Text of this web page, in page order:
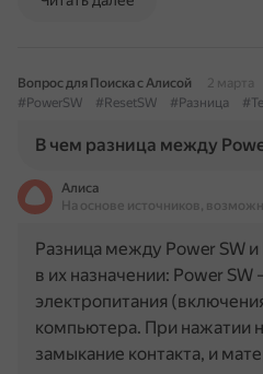
Вопрос для Поиска с Алисой
2 марта
#PowerSW
#ResetSW #Разница
В чем разница между
Алиса
На основе источников,
Разница между Power SW и
в их назначении: Power
электропитания
компьютера. При нажатии
замыкание контакта, и